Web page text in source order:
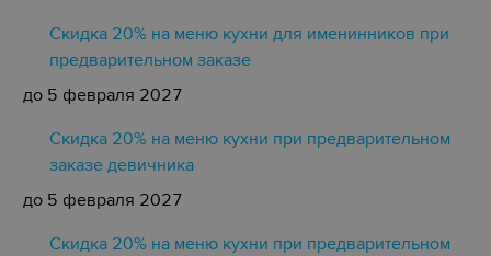
Скидка 20% на меню кухни для именинников при
предварительном заказе
до 5 февраля 2027
Скидка 20% на меню кухни при предварительном
заказе девичника
до 5 февраля 2027
Скидка 20% на меню кухни при предварительном